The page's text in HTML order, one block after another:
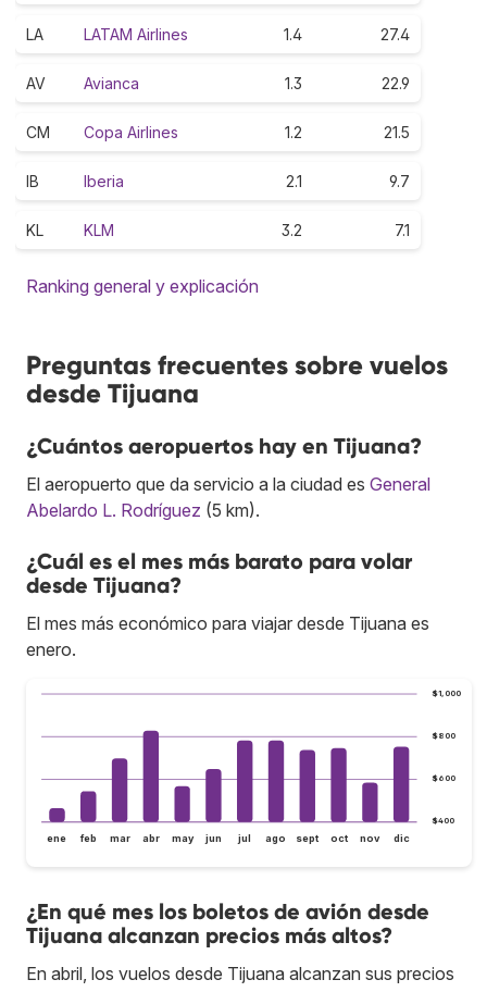
LA LATAM Airlines 1.4 27.4
AV Avianca 1.3 22.9
CM Copa Airlines 1.2 21.5
IB Iberia 2.1 9.7
KL KLM 3.2 7.1
Ranking general y explicación
Preguntas frecuentes sobre vuelos
desde Tijuana
¿Cuántos aeropuertos hay en Tijuana?
El aeropuerto que da servicio a la ciudad es General
Abelardo L. Rodríguez (5 km).
¿Cuál es el mes más barato para volar
desde Tijuana?
El mes más económico para viajar desde Tijuana es
enero.
$400
$600
$800
$1,000
ene feb mar abr may jun jul ago sept oct nov dic
¿En qué mes los boletos de avión desde
Tijuana alcanzan precios más altos?
En abril, los vuelos desde Tijuana alcanzan sus precios